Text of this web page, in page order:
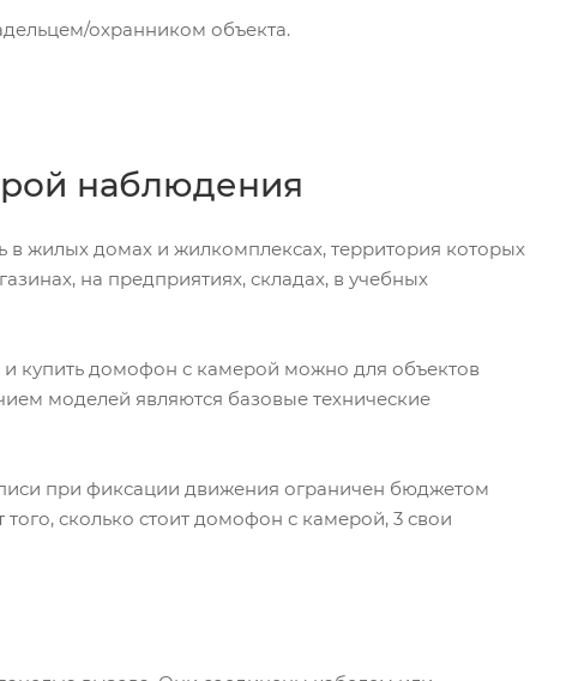
охранником объекта.
наблюдения
жилых домах и жилкомплексах, территория которых
на предприятиях, складах, в учебных
и купить домофон с камерой можно для объектов
моделей являются базовые технические
при фиксации движения ограничен бюджетом
сколько стоит домофон с камерой, 3 свои